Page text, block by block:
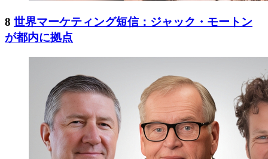
8 世界マーケティング短信：ジャック・モートン
が都内に拠点